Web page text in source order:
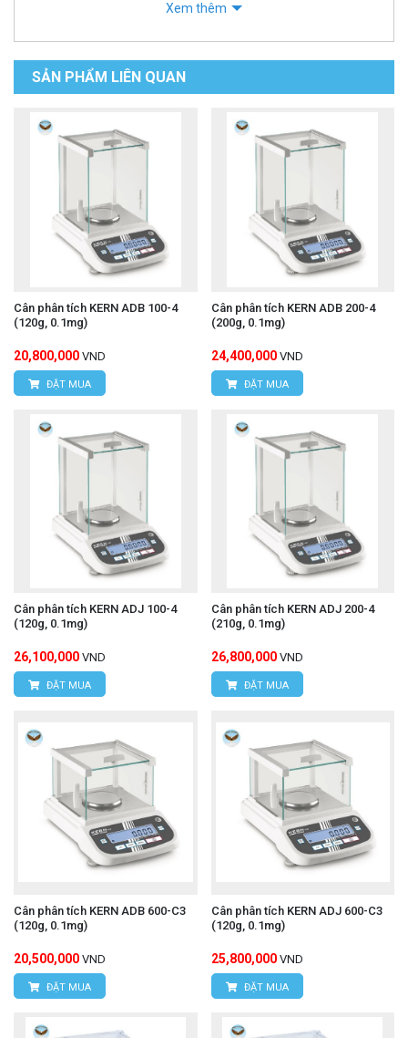
Xem thêm
SẢN PHẨM LIÊN QUAN
Cân phân tích KERN ADB 100-4
(120g, 0.1mg)
20,800,000 VND
ĐẶT MUA
Cân phân tích KERN ADB 200-4
(200g, 0.1mg)
24,400,000 VND
ĐẶT MUA
Cân phân tích KERN ADJ 100-4
(120g, 0.1mg)
26,100,000 VND
ĐẶT MUA
Cân phân tích KERN ADJ 200-4
(210g, 0.1mg)
26,800,000 VND
ĐẶT MUA
Cân phân tích KERN ADB 600-C3
(120g, 0.1mg)
20,500,000 VND
ĐẶT MUA
Cân phân tích KERN ADJ 600-C3
(120g, 0.1mg)
25,800,000 VND
ĐẶT MUA